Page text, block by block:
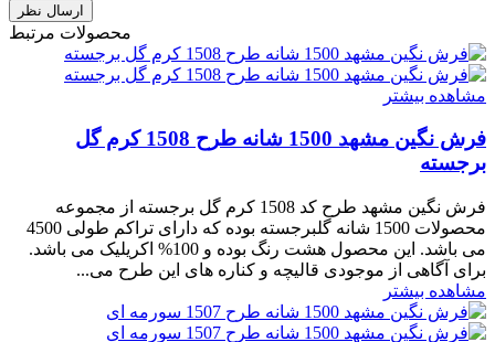
محصولات مرتبط
مشاهده بیشتر
فرش نگین مشهد 1500 شانه طرح 1508 کرم گل
برجسته
فرش نگین مشهد طرح کد 1508 کرم گل برجسته از مجموعه
محصولات 1500 شانه گلبرجسته بوده که دارای تراکم طولی 4500
می باشد. این محصول هشت رنگ بوده و 100% اکریلیک می باشد.
برای آگاهی از موجودی قالیچه و کناره های این طرح می...
مشاهده بیشتر